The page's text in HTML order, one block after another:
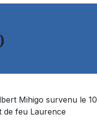
Mihigo survenu le 10
de feu Laurence